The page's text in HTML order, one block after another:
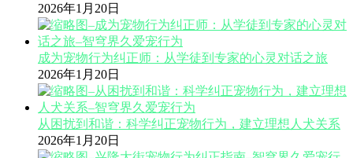
2026年1月20日
成为宠物行为纠正师：从学徒到专家的心灵对话之旅
2026年1月20日
从困扰到和谐：科学纠正宠物行为，建立理想人犬关系
2026年1月20日